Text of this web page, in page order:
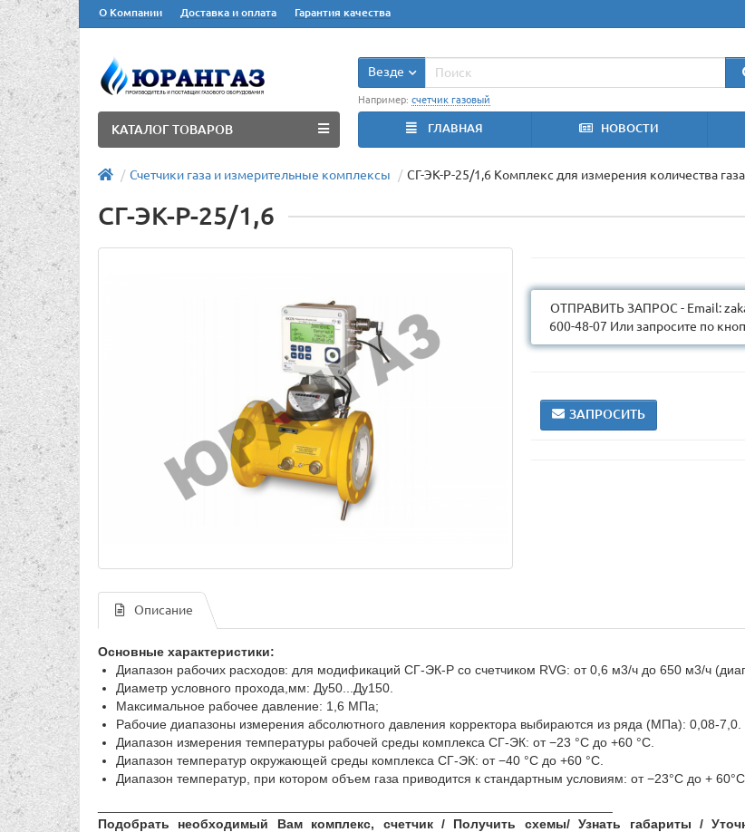
О Компании Доставка и оплата Гарантия качества
Везде
Например: счетчик газовый
ГЛАВНАЯ НОВОСТИ
КАТАЛОГ ТОВАРОВ
Счетчики газа и измерительные комплексы СГ-ЭК-Р-25/1,6 Комплекс для измерения количества
СГ-ЭК-Р-25/1,6
ОТПРАВИТЬ ЗАПРОС - Email:
600-48-07 Или запросите по
ЗАПРОСИТЬ
Описание
Основные характеристики:
Диапазон рабочих расходов: для модификаций СГ-ЭК-Р со счетчиком RVG: от 0,6 м3/ч до 650 м3/ч
Диаметр условного прохода,мм: Ду50...Ду150.
Максимальное рабочее давление: 1,6 МПа;
Рабочие диапазоны измерения абсолютного давления корректора выбираются из ряда (МПа): 0,08-7,0.
Диапазон измерения температуры рабочей среды комплекса СГ-ЭК: от −23 °С до +60 °С.
Диапазон температур окружающей среды комплекса СГ-ЭК: от −40 °С до +60 °С.
Диапазон температур, при котором объем газа приводится к стандартным условиям: от −23°С до + 60°С.
Подобрать необходимый Вам комплекс, счетчик / Получить схемы/ Узнать габариты /